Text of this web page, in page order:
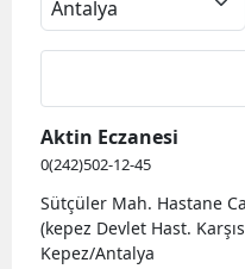
Aktin Eczanesi
0(242)502-12-45
Sütçüler Mah. Hastane
(kepez Devlet Hast.
Kepez/Antalya